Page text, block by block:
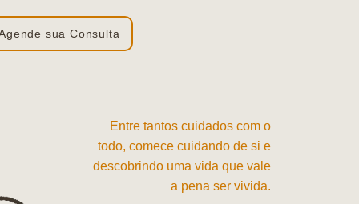
sua Consulta
Entre tantos cuidados com o
todo, comece cuidando de si e
descobrindo uma vida que vale
a pena ser vivida.